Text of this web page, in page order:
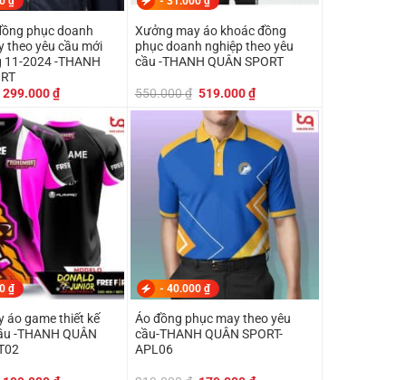
phục doanh
2024 -THANH
Giá
là:
350.000 ₫.
299.000₫Giá
hiện
là:
299.000 ₫.
Xưởng may áo khoác đồng
phục doanh nghiệp theo yêu
cầu -THANH QUÂN SPORT
550.000₫ Giá
là:
550.000 ₫.
519.000₫Giá
hiện
là:
519.000 ₫.
₫
áo game thiết kế
-THANH QUÂN
- 40.000 ₫
Áo đồng phục may theo yêu
cầu-THANH QUÂN SPORT-
APL06